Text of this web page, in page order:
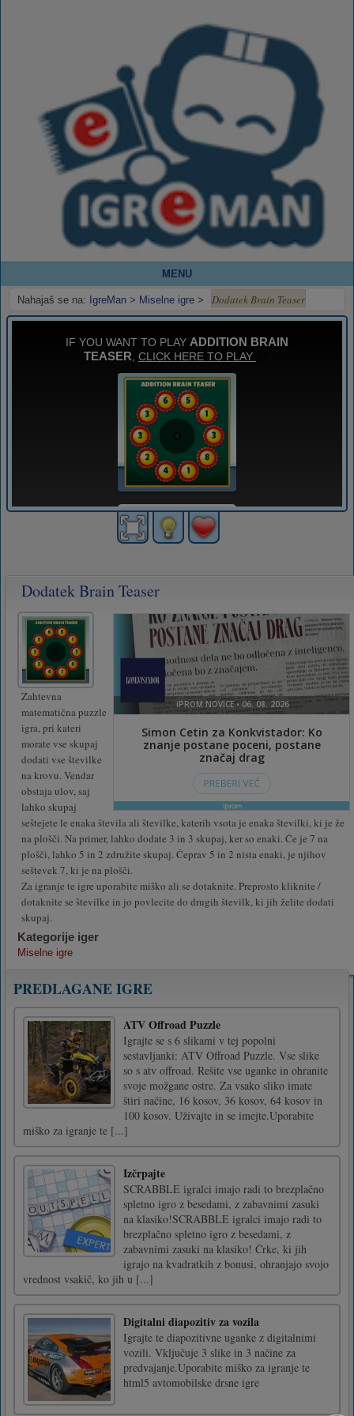
MENU
Nahajaš se na: IgreMan > Miselne igre > Dodatek Brain Teaser
Dodatek Brain Teaser
Zahtevna
matematična puzzle
igra, pri kateri
morate vse skupaj
dodati vse številke
na krovu. Vendar
obstaja ulov, saj
lahko skupaj
seštejete le enaka števila ali številke, katerih vsota je enaka številki, ki je že
na plošči. Na primer, lahko dodate 3 in 3 skupaj, ker so enaki. Če je 7 na
plošči, lahko 5 in 2 združite skupaj. Čeprav 5 in 2 nista enaki, je njihov
seštevek 7, ki je na plošči.
Za igranje te igre uporabite miško ali se dotaknite. Preprosto kliknite /
dotaknite se številke in jo povlecite do drugih številk, ki jih želite dodati
skupaj.
Kategorije iger
Miselne igre
PREDLAGANE IGRE
ATV Offroad Puzzle
Igrajte se s 6 slikami v tej popolni
sestavljanki: ATV Offroad Puzzle. Vse slike
so s atv offroad. Rešite vse uganke in ohranite
svoje možgane ostre. Za vsako sliko imate
štiri načine, 16 kosov, 36 kosov, 64 kosov in
100 kosov. Uživajte in se imejte.Uporabite
miško za igranje te [...]
Izčrpajte
SCRABBLE igralci imajo radi to brezplačno
spletno igro z besedami, z zabavnimi zasuki
na klasiko!SCRABBLE igralci imajo radi to
brezplačno spletno igro z besedami, z
zabavnimi zasuki na klasiko! Črke, ki jih
igrajo na kvadratkih z bonusi, ohranjajo svojo
vrednost vsakič, ko jih u [...]
Digitalni diapozitiv za vozila
Igrajte te diapozitivne uganke z digitalnimi
vozili. Vključuje 3 slike in 3 načine za
predvajanje.Uporabite miško za igranje te
html5 avtomobilske drsne igre